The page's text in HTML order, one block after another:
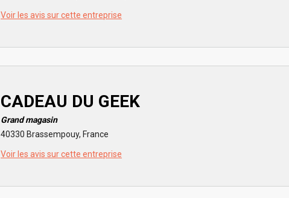
Voir les avis sur cette entreprise
CADEAU DU GEEK
Grand magasin
40330 Brassempouy, France
Voir les avis sur cette entreprise